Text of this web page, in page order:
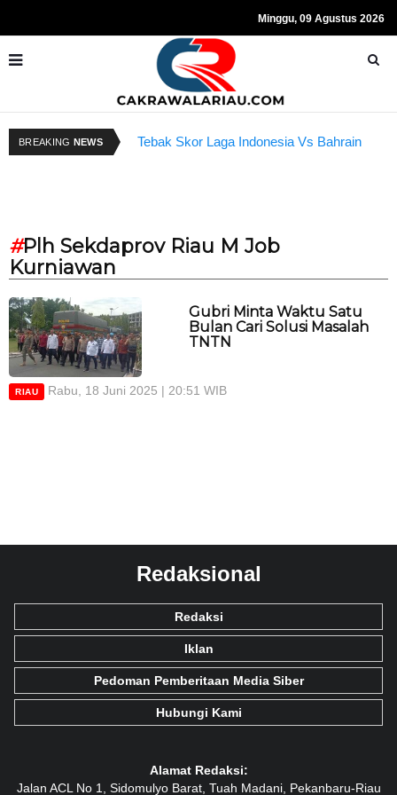
Minggu, 09 Agustus 2026
BREAKING NEWS
Tebak Skor Laga Indonesia Vs Bahrain
#Plh Sekdaprov Riau M Job
Kurniawan
Gubri Minta Waktu Satu
Bulan Cari Solusi Masalah
TNTN
RIAU Rabu, 18 Juni 2025 | 20:51 WIB
Redaksional
Redaksi
Iklan
Pedoman Pemberitaan Media Siber
Hubungi Kami
Alamat Redaksi:
Jalan ACL No 1, Sidomulyo Barat, Tuah Madani, Pekanbaru-Riau